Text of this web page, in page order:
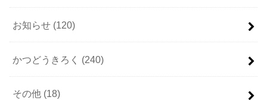
お知らせ (120)
かつどうきろく (240)
その他 (18)